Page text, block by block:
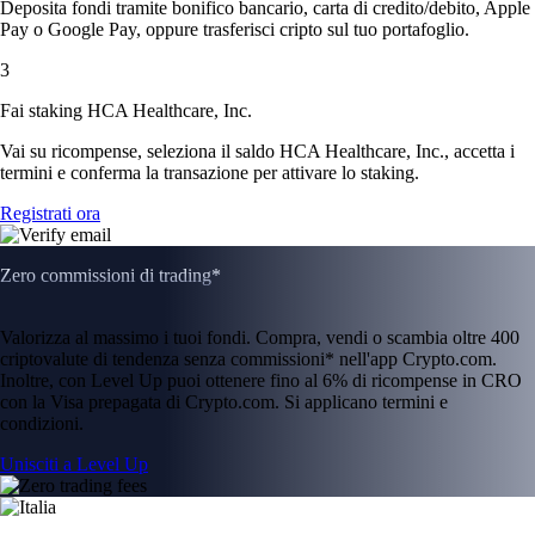
Deposita fondi tramite bonifico bancario, carta di credito/debito, Apple
Pay o Google Pay, oppure trasferisci cripto sul tuo portafoglio.
3
Fai staking HCA Healthcare, Inc.
Vai su ricompense, seleziona il saldo HCA Healthcare, Inc., accetta i
termini e conferma la transazione per attivare lo staking.
Registrati ora
Zero commissioni di trading*
Valorizza al massimo i tuoi fondi. Compra, vendi o scambia oltre 400
criptovalute di tendenza senza commissioni* nell'app Crypto.com.
Inoltre, con Level Up puoi ottenere fino al 6% di ricompense in CRO
con la Visa prepagata di Crypto.com. Si applicano termini e
condizioni.
Unisciti a Level Up